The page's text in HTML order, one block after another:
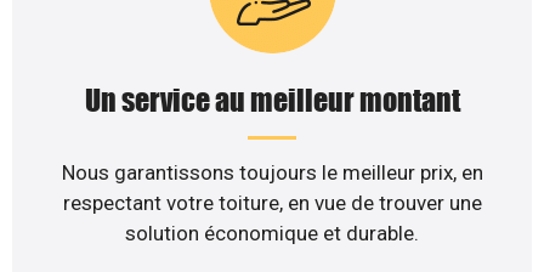
Un service au meilleur montant
Nous garantissons toujours le meilleur prix, en
respectant votre toiture, en vue de trouver une
solution économique et durable.